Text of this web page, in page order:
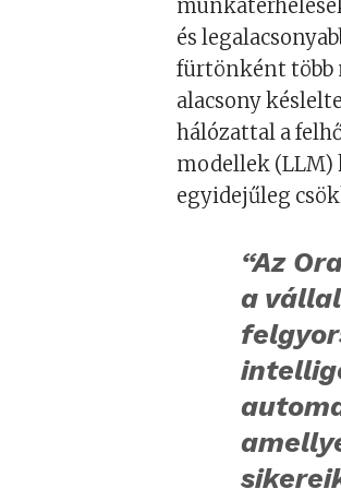
és
fürtönként több
alacsony
hálózattal a
modellek (LLM)
egyidejűleg
“Az
a